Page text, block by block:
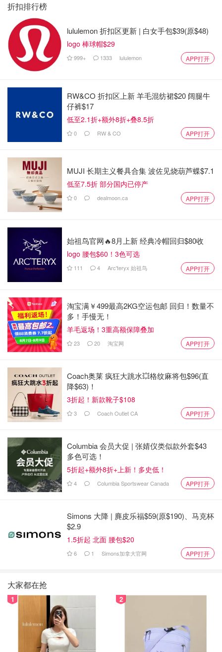
折扣排行榜
lululemon 折扣区更新 | 白女手包$39(原$48)
logo 棒球帽$29
999+ 1333 lululemon APP打开
RW&CO 折扣区上新 羊毛混纺裙$20 阔腿牛
仔裤$17
低至2.1折+额外8折+叠8.5折
0 RW & CO APP打开
MUJI 长期主义餐具合集 波佐见烧葫芦蝶$7.1
低至7.5折 部分国内已停产
0 dealmoon.ca APP打开
始祖鸟官网🔥8月上新 经典冷帽回归$80收
logo 腰包$60！3色可选
111 4 Arc'teryx 始祖鸟 APP打开
淘宝满￥499最高2KG空运包邮 回归！数量不
多！手慢无！
羊毛返场！3重高额保障叠加
23 20 淘宝网 APP打开
Coach奥莱 疯狂大跳水💥格纹麻将包$96(直
降$63)！
3折起！新款靴子$108
3 Coach Outlet CA APP打开
Columbia 会员大促 | 张婧仪类似款外套$43
多色可选！
5折起+额外8折+上新！多史低！
4 Columbia Sportswear Canada APP打开
Simons 大降 | 麂皮乐福$59(原$190)、马克杯
$2.9
1.5折起 北面 腰包$20
6 1 Simons加拿大官网 APP打开
大家都在抢
1 2